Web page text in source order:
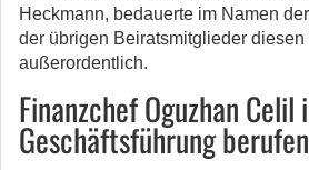
Heckmann, bedauerte im Namen
der übrigen Beiratsmitglieder diesen
außerordentlich.
Finanzchef Oguzhan Celil
Geschäftsführung berufen